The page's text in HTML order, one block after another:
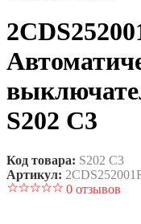
S202 C3
Код товара: S202 C3
Артикул:
0 отзывов